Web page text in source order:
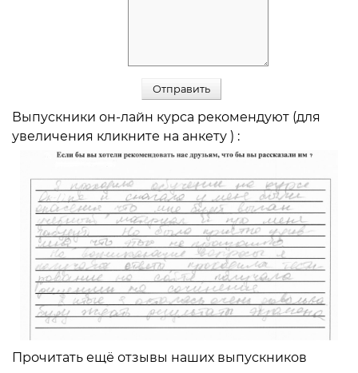
Выпускники он-лайн курса рекомендуют (для
увеличения кликните на анкету ) :
Прочитать ещё отзывы наших выпускников